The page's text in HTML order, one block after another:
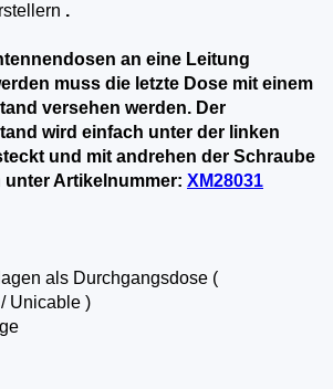
.
an eine Leitung
muss die letzte Dose mit einem
versehen werden. Der
wird einfach unter der linken
und mit andrehen der Schraube
unter Artikelnummer: XM28031
als Durchgangsdose (
Unicable )